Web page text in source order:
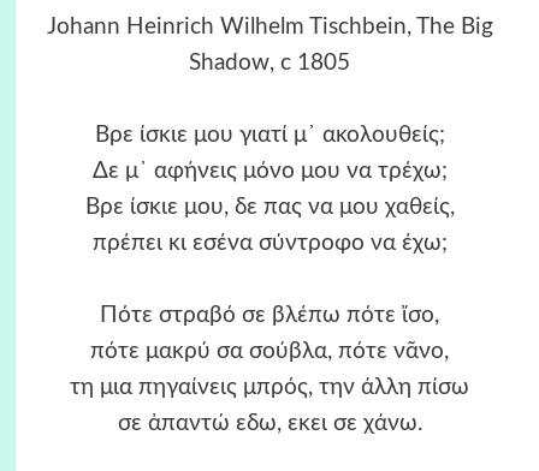
Johann Heinrich Wilhelm Tischbein, The Big
Shadow, c 1805
Βρε ίσκιε μου γιατί μ᾿ ακολουθείς;
Δε μ᾿ αφήνεις μόνο μου να τρέχω;
Βρε ίσκιε μου, δε πας να μου χαθείς,
πρέπει κι εσένα σύντροφο να έχω;
Πότε στραβό σε βλέπω πότε ἴσο,
πότε μακρύ σα σούβλα, πότε νᾶνο,
τη μια πηγαίνεις μπρός, την άλλη πίσω
σε ἀπαντώ εδω, εκει σε χάνω.